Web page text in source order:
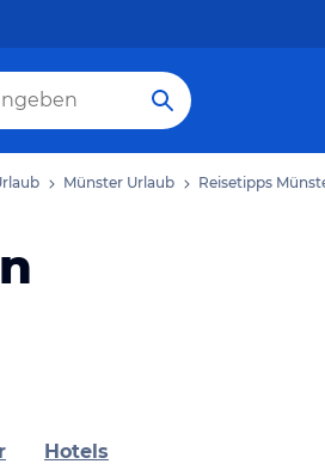
Münster Urlaub Reisetipps
Hotels